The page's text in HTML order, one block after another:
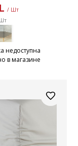
/ Шт
недоступна
в магазине